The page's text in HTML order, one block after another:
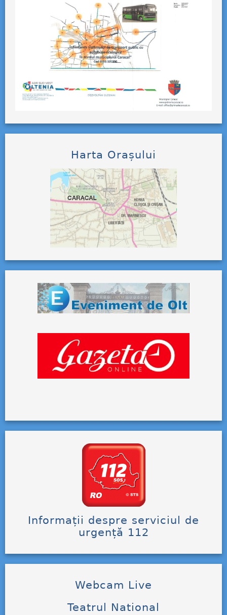
Harta Orașului
Informații despre serviciul de
urgență 112
Webcam Live
Teatrul National